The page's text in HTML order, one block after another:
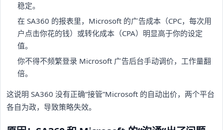
稳定。
在 SA360 的报表里，Microsoft 的广告成本（CPC，每次用
户点击你花的钱）或转化成本（CPA）明显高于你的设定
值。
你不得不频繁登录 Microsoft 广告后台手动调价，工作量翻
倍。
这说明 SA360 没有正确“接管”Microsoft 的自动出价，两个平台
各自为政，导致策略失效。